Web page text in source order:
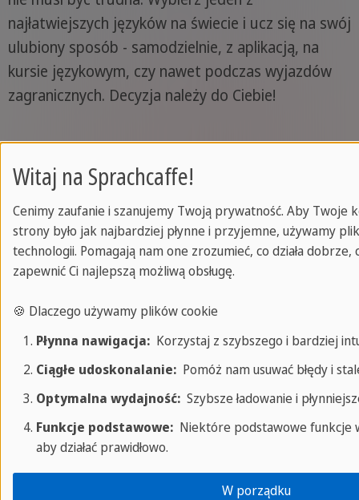
najłatwiejszych języków na świecie i ucz się na swój
ulubiony sposób - samodzielnie, z aplikacją, na
kursie językowym, czy nawet podczas wyjazdów
zagranicznych. Decyzja należy do Ciebie!
Przydatne linki:
1Foreign Language Learning:
https://www.state.gov/foreign-language-training/.
[dostęp: 22.08.2024]
Wróć
Powiązane aktualności
Witaj na Sprachcaffe!
Cenimy zaufanie i szanujemy Twoją prywatność. Aby Twoje
strony było jak najbardziej płynne i przyjemne, używamy
technologii. Pomagają nam one zrozumieć, co działa dobrze,
zapewnić Ci najlepszą możliwą obsługę.
🍪 Dlaczego używamy plików cookie
Płynna nawigacja:Korzystaj z szybszego i bardziej
Ciągłe udoskonalanie:Pomóż nam usuwać błędy i
Optymalna wydajność:Szybsze ładowanie i
Funkcje podstawowe:Niektóre podstawowe funkcje
aby działać prawidłowo.
W porządku